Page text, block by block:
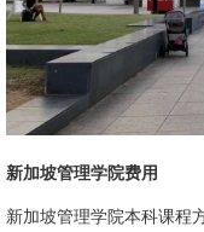
新加坡管理学院费用
新加坡管理学院本科课程